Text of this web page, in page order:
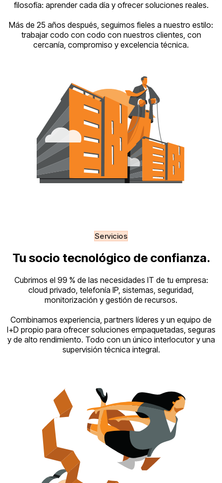
filosofía: aprender cada día y ofrecer soluciones reales.
Más de 25 años después, seguimos fieles a nuestro estilo:
trabajar codo con codo con nuestros clientes, con
cercanía, compromiso y excelencia técnica.
Servicios
Tu socio tecnológico de confianza.
Cubrimos el 99 % de las necesidades IT de tu empresa:
cloud privado, telefonía IP, sistemas, seguridad,
monitorización y gestión de recursos.
Combinamos experiencia, partners líderes y un equipo de
I+D propio para ofrecer soluciones empaquetadas, seguras
y de alto rendimiento. Todo con un único interlocutor y una
supervisión técnica integral.